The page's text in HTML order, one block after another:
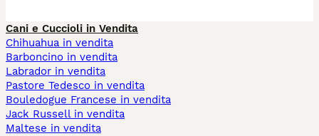
Cani e Cuccioli in Vendita
Chihuahua in vendita
Barboncino in vendita
Labrador in vendita
Pastore Tedesco in vendita
Bouledogue Francese in vendita
Jack Russell in vendita
Maltese in vendita